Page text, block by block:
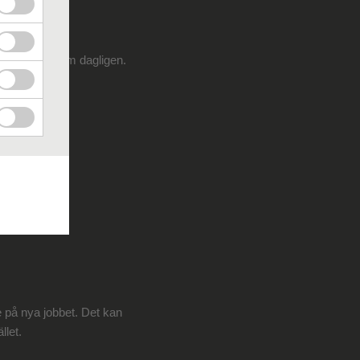
mot dem dagligen.
på nya jobbet. Det kan